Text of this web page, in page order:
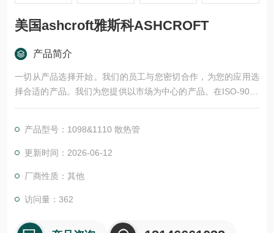
美国ashcroft雅斯科ASHCROFT
产品简介
一切从产品选择开始。我们的员工与您密切合作，为您的应用选
择合适的产品。我们为您提供以市场为中心的产品。在ISO-9001
认证的生产基地生产的产品，经过严格的测试和批准程序的验
您提供帮助。我们还为您提供工具来*您的项目:
尾流频率计算器 （WFC）美国ASHCROFT雅斯科美国ashcroft
产品型号：1098&1110 散热管
更新时间：2026-06-12
厂商性质：其他
访问量：362